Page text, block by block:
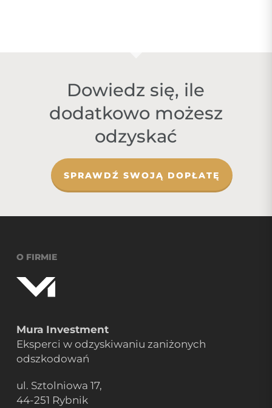
Dowiedz się, ile
dodatkowo możesz
odzyskać
SPRAWDŹ SWOJĄ DOPŁATĘ
O FIRMIE
Mura Investment
Eksperci w odzyskiwaniu zaniżonych
odszkodowań
ul. Sztolniowa 17,
44-251 Rybnik